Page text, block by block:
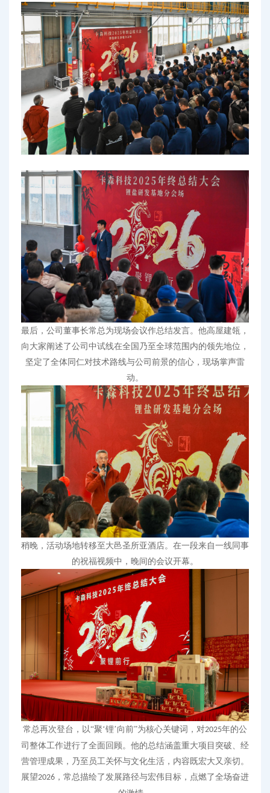
最后，公司董事长常总为现场会议作总结发言。他高屋建瓴，
向大家阐述了公司中试线在全国乃至全球范围内的领先地位，
坚定了全体同仁对技术路线与公司前景的信心，现场掌声雷
动。
稍晚 ，活动场地转移至大邑圣所亚酒店。在一段来自一线同事
的祝福视频中，晚间的会议开幕。
常总再次登台，以“聚‘锂’向前”为核心关键词，对2025年的公
司整体工作进行了全面回顾。他的总结涵盖重大项目突破、经
营管理成果，乃至员工关怀与文化生活，内容既宏大又亲切。
展望2026 ，常总描绘了发展路径与宏伟目标，点燃了全场奋进